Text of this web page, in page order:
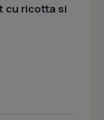
cu ricotta si